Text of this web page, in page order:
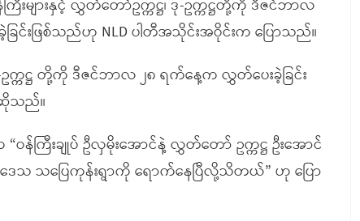
းများနှင့် လွှတ်တော်ဥက္ကဋ္ဌ၊ ဒု-ဥက္ကဋ္ဌတို့ကို ဒီဇင်ဘာလ
းဖြစ်သည်ဟု NLD ပါတီအသိုင်းအဝိုင်းက ပြောသည်။
ကဋ္ဌ တို့ကို ဒီဇင်ဘာလ ၂၈ ရက်နေ့က လွှတ်ပေးခဲ့ခြင်း
ဆိုသည်။
ဝန်ကြီးချုပ် ဦလှမိုးအောင်နဲ့ လွှတ်တော် ဥက္ကဋ္ဌ ဦးအောင်
ေသ သပြေကုန်းရွာကို ရောက်နေပြီလို့သိတယ်” ဟု ပြော